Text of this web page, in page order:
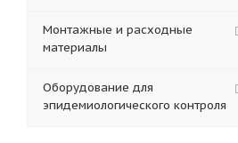
Монтажные и расходные
материалы
Оборудование для
эпидемиологического контроля